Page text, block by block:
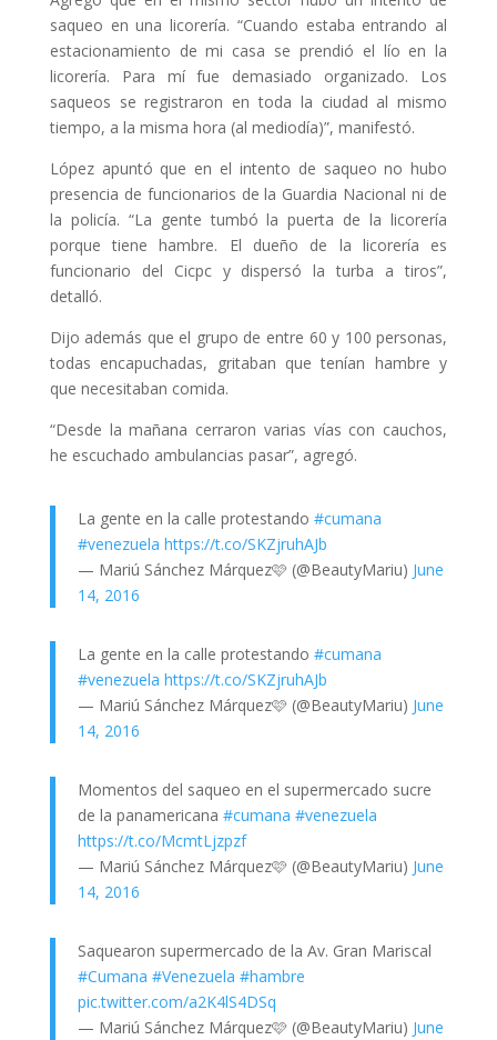
saqueo en una licorería. “Cuando estaba entrando al
estacionamiento de mi casa se prendió el lío en la
licorería. Para mí fue demasiado organizado. Los
saqueos se registraron en toda la ciudad al mismo
tiempo, a la misma hora (al mediodía)”, manifestó.
López apuntó que en el intento de saqueo no hubo
presencia de funcionarios de la Guardia Nacional ni de
la policía. “La gente tumbó la puerta de la licorería
porque tiene hambre. El dueño de la licorería es
funcionario del Cicpc y dispersó la turba a tiros”,
detalló.
Dijo además que el grupo de entre 60 y 100 personas,
todas encapuchadas, gritaban que tenían hambre y
que necesitaban comida.
“Desde la mañana cerraron varias vías con cauchos,
he escuchado ambulancias pasar”, agregó.
La gente en la calle protestando #cumana
#venezuela https://t.co/SKZjruhAJb
— Mariú Sánchez Márquez🩷 (@BeautyMariu) June
14, 2016
La gente en la calle protestando #cumana
#venezuela https://t.co/SKZjruhAJb
— Mariú Sánchez Márquez🩷 (@BeautyMariu) June
14, 2016
Momentos del saqueo en el supermercado sucre
de la panamericana #cumana #venezuela
https://t.co/McmtLjzpzf
— Mariú Sánchez Márquez🩷 (@BeautyMariu) June
14, 2016
Saquearon supermercado de la Av. Gran Mariscal
#Cumana #Venezuela #hambre
pic.twitter.com/a2K4lS4DSq
— Mariú Sánchez Márquez🩷 (@BeautyMariu) June